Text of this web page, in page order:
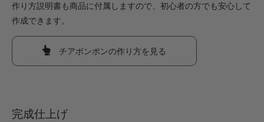
作り方説明書も商品に付属しますので、初心者の方でも安心して
作成できます。
チアポンポンの作り方を見る
完成仕上げ